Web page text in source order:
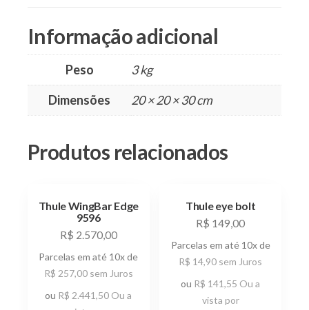
Informação adicional
Peso
3 kg
Dimensões
20 × 20 × 30 cm
Produtos relacionados
Thule WingBar Edge
9596
R$ 2.570,00
Parcelas em até 10x de
R$ 257,00 sem Juros
ou R$ 2.441,50 Ou a
Thule eye bolt
R$ 149,00
Parcelas em até 10x de
R$ 14,90 sem Juros
ou R$ 141,55 Ou a
vista por